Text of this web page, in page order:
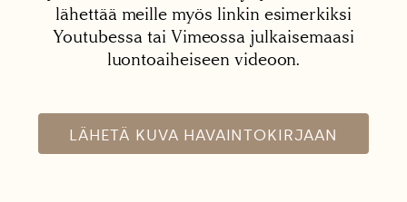
lähettää meille myös linkin esimerkiksi
Youtubessa tai Vimeossa julkaisemaasi
luontoaiheiseen videoon.
LÄHETÄ KUVA HAVAINTOKIRJAAN